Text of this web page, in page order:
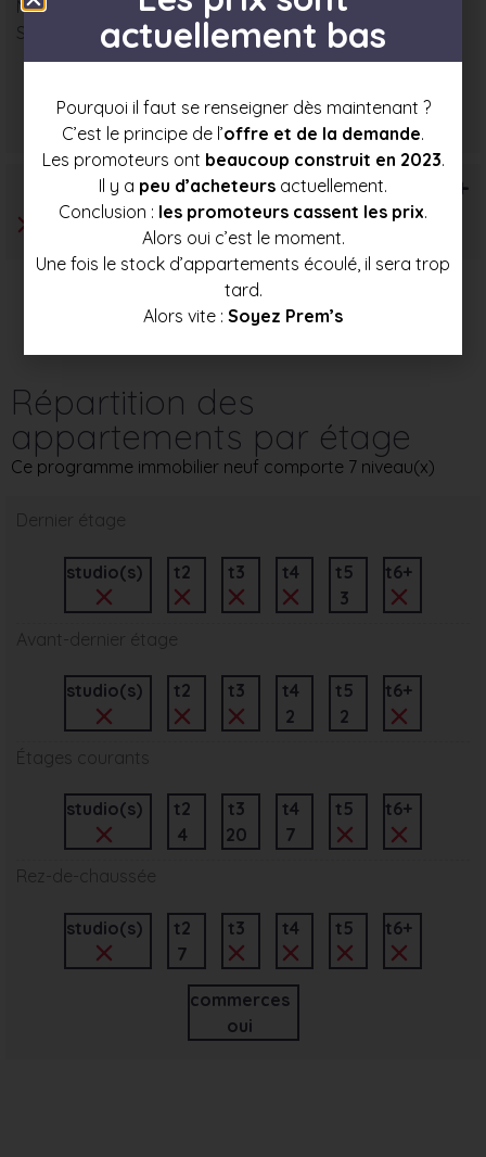
Nombre : 5
Surface moyenne : 78 m²
Prix mini
447 500 €
Prix moyen
481 500 €
Prix max
515 500 €
T6+
Répartition des
appartements par étage
Ce programme immobilier neuf comporte 7 niveau(x)
Dernier étage
studio(s) t2 t3 t4
t5
3
t6+
Avant-dernier étage
studio(s) t2 t3
t4
2
t5
2
t6+
Étages courants
studio(s)
t2
4
t3
20
t4
7
t5 t6+
Rez-de-chaussée
studio(s)
t2
7
t3 t4 t5 t6+
commerces
oui
actuellement bas
Pourquoi il faut se renseigner dès maintenant ?
C’est le principe de l’offre et de la demande.
Les promoteurs ont beaucoup construit en 2023.
Il y a peu d’acheteurs actuellement.
Conclusion : les promoteurs cassent les prix.
Alors oui c’est le moment.
Une fois le stock d’appartements écoulé, il sera trop
tard.
Alors vite : Soyez Prem’s